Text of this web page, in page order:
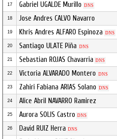
17 Gabriel UGALDE Murillo DNS
18 Jose Andres CALVO Navarro
19 Khris Andres ALFARO Espinoza DNS
20 Santiago ULATE Piña DNS
21 Sebastian ROJAS Chavarria DNS
22 Victoria ALVARADO Montero DNS
23 Zahiri Fabiana ARIAS Solano DNS
24 Alice Abril NAVARRO Ramirez
25 Aurora SOLIS Castro DNS
26 David RUIZ Herra DNS